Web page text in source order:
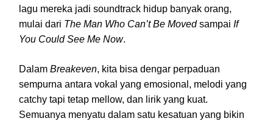
lagu mereka jadi soundtrack hidup banyak orang,
mulai dari The Man Who Can’t Be Movedsampai If
You Could See Me Now.
Dalam Breakeven, kita bisa dengar perpaduan
sempurna antara vokal yang emosional, melodi yang
catchy tapi tetap mellow, dan lirik yang kuat.
Semuanya menyatu dalam satu kesatuan yang bikin